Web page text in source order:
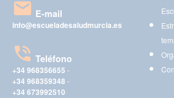
E-mail
info@escueladesaludmurcia.es
Teléfono
+34 968356655 -
+34 968359348 -
+34 673992510